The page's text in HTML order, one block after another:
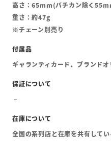
高さ：65mm(バチカン除く
重さ：約47g
※チェーン別売り
ギャランティカード、ブランド
全国の系列店と在庫を共有して